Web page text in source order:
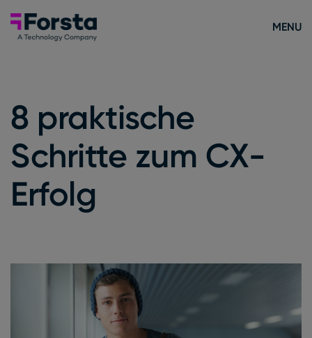
Forsta Deutsch
MENU
8 praktische
Schritte zum CX-
Erfolg